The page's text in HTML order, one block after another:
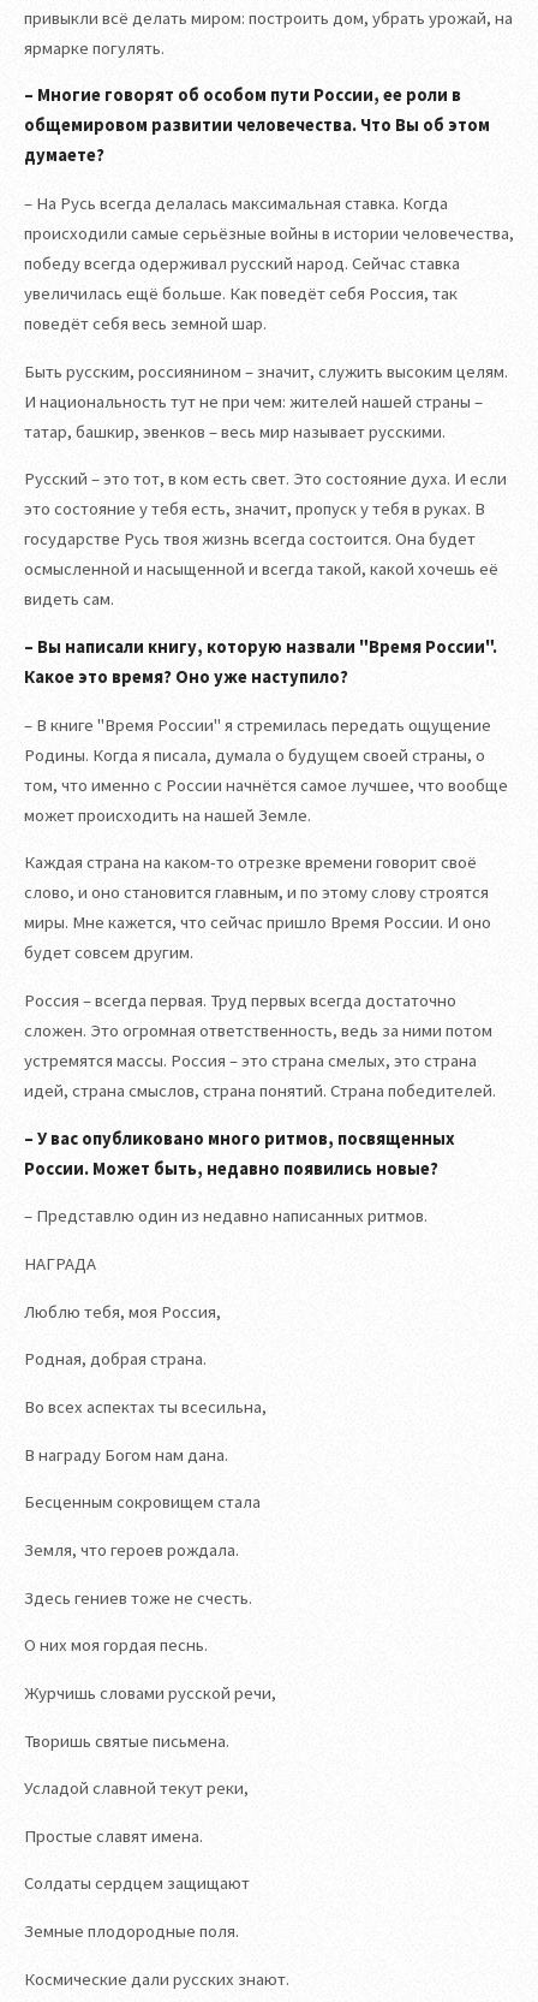
привыкли всё делать миром: построить дом, убрать урожай, на
ярмарке погулять.
– Многие говорят об особом пути России, ее роли в
общемировом развитии человечества. Что Вы об этом
думаете?
– На Русь всегда делалась максимальная ставка. Когда
происходили самые серьёзные войны в истории человечества,
победу всегда одерживал русский народ. Сейчас ставка
увеличилась ещё больше. Как поведёт себя Россия, так
поведёт себя весь земной шар.
Быть русским, россиянином – значит, служить высоким целям.
И национальность тут не при чем: жителей нашей страны –
татар, башкир, эвенков – весь мир называет русскими.
Русский – это тот, в ком есть свет. Это состояние духа. И если
это состояние у тебя есть, значит, пропуск у тебя в руках. В
государстве Русь твоя жизнь всегда состоится. Она будет
осмысленной и насыщенной и всегда такой, какой хочешь её
видеть сам.
– Вы написали книгу, которую назвали "Время России".
Какое это время? Оно уже наступило?
– В книге "Время России" я стремилась передать ощущение
Родины. Когда я писала, думала о будущем своей страны, о
том, что именно с России начнётся самое лучшее, что вообще
может происходить на нашей Земле.
Каждая страна на каком-то отрезке времени говорит своё
слово, и оно становится главным, и по этому слову строятся
миры. Мне кажется, что сейчас пришло Время России. И оно
будет совсем другим.
Россия – всегда первая. Труд первых всегда достаточно
сложен. Это огромная ответственность, ведь за ними потом
устремятся массы. Россия – это страна смелых, это страна
идей, страна смыслов, страна понятий. Страна победителей.
– У вас опубликовано много ритмов, посвященных
России. Может быть, недавно появились новые?
– Представлю один из недавно написанных ритмов.
НАГРАДА
Люблю тебя, моя Россия,
Родная, добрая страна.
Во всех аспектах ты всесильна,
В награду Богом нам дана.
Бесценным сокровищем стала
Земля, что героев рождала.
Здесь гениев тоже не счесть.
О них моя гордая песнь.
Журчишь словами русской речи,
Творишь святые письмена.
Усладой славной текут реки,
Простые славят имена.
Солдаты сердцем защищают
Земные плодородные поля.
Космические дали русских знают.